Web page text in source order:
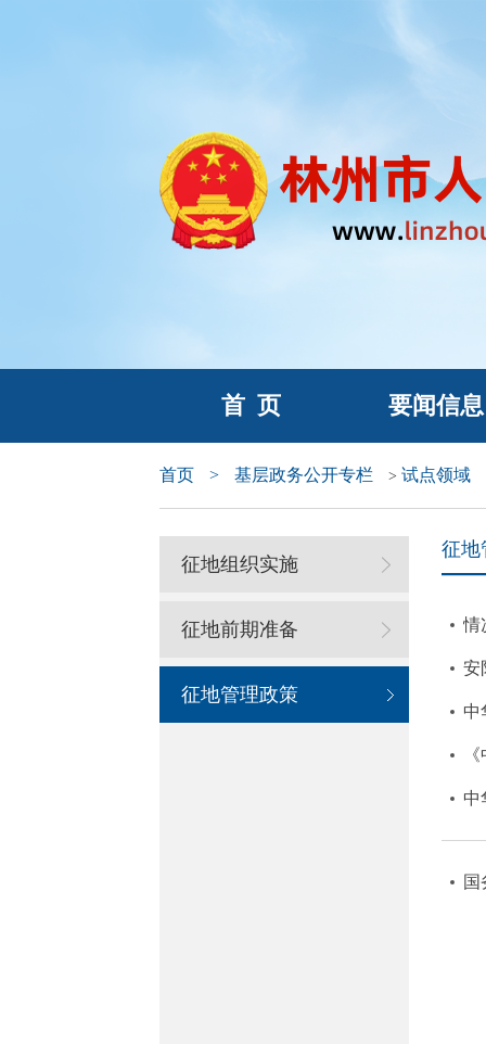
首 页 要闻信息
首页 > 基层政务公开专栏 > 试点领域
征地组织实施
征地前期准备
征地管理政策
征地
情
安
中
中
国